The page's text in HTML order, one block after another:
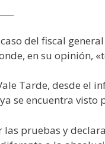
del fiscal
en su opinión,
Tarde, desde el
se encuentra visto
pruebas y